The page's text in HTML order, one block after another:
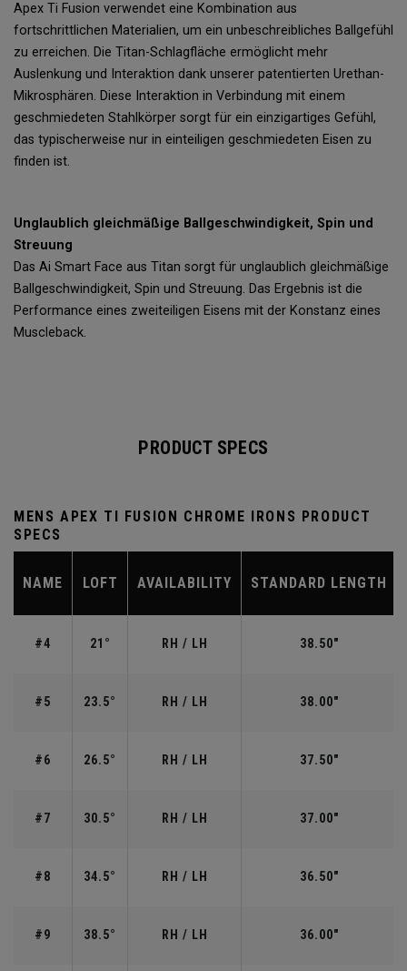
Apex Ti Fusion verwendet eine Kombination aus
fortschrittlichen Materialien, um ein unbeschreibliches Ballgefühl
zu erreichen. Die Titan-Schlagfläche ermöglicht mehr
Auslenkung und Interaktion dank unserer patentierten Urethan-
Mikrosphären. Diese Interaktion in Verbindung mit einem
geschmiedeten Stahlkörper sorgt für ein einzigartiges Gefühl,
das typischerweise nur in einteiligen geschmiedeten Eisen zu
finden ist.
Unglaublich gleichmäßige Ballgeschwindigkeit, Spin und
Streuung
Das Ai Smart Face aus Titan sorgt für unglaublich gleichmäßige
Ballgeschwindigkeit, Spin und Streuung. Das Ergebnis ist die
Performance eines zweiteiligen Eisens mit der Konstanz eines
Muscleback.
PRODUCT SPECS
MENS APEX TI FUSION CHROME IRONS PRODUCT
SPECS
NAME LOFT AVAILABILITY STANDARD LENGTH
#4 21° RH / LH 38.50"
#5 23.5° RH / LH 38.00"
#6 26.5° RH / LH 37.50"
#7 30.5° RH / LH 37.00"
#8 34.5° RH / LH 36.50"
#9 38.5° RH / LH 36.00"